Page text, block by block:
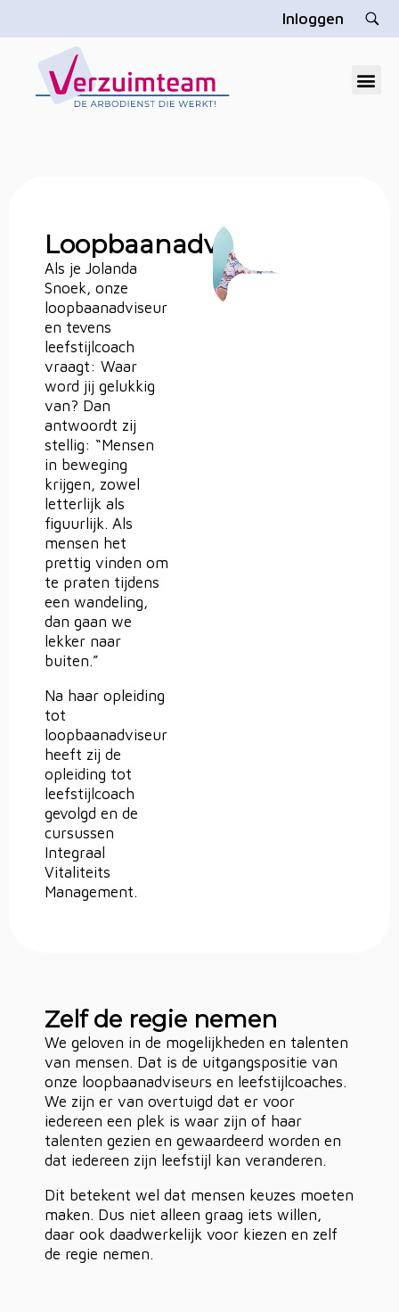
Inloggen
Loopbaanadviseur
Als je Jolanda
Snoek, onze
loopbaanadviseur
en tevens
leefstijlcoach
vraagt: Waar
word jij gelukkig
van? Dan
antwoordt zij
stellig: “Mensen
in beweging
krijgen, zowel
letterlijk als
figuurlijk. Als
mensen het
prettig vinden om
te praten tijdens
een wandeling,
dan gaan we
lekker naar
buiten.”
Na haar opleiding
tot
loopbaanadviseur
heeft zij de
opleiding tot
leefstijlcoach
gevolgd en de
cursussen
Integraal
Vitaliteits
Management.
Zelf de regie nemen
We geloven in de mogelijkheden en talenten
van mensen. Dat is de uitgangspositie van
onze loopbaanadviseurs en leefstijlcoaches.
We zijn er van overtuigd dat er voor
iedereen een plek is waar zijn of haar
talenten gezien en gewaardeerd worden en
dat iedereen zijn leefstijl kan veranderen.
Dit betekent wel dat mensen keuzes moeten
maken. Dus niet alleen graag iets willen,
daar ook daadwerkelijk voor kiezen en zelf
de regie nemen.